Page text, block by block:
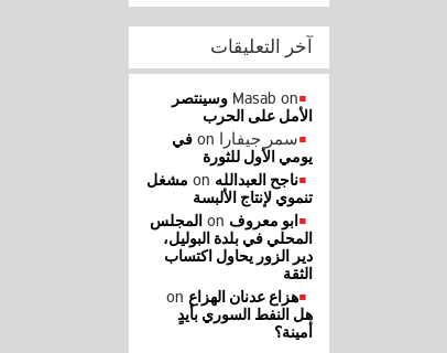
آخر التعليقات
Masab on
وسينتصر
الأمل على الحرب
سمر جيفارا
في
يومي الأول للثورة
ناجح العبدالله
مشغل
تنموي لإنتاج الألبسة
ابو معروف
المجلس
المحلي في بلدة البوليل،
دير الزور يحاول اكتساب
الثقة
هزاع عدنان الهزاع
هل النفط السوري بأيدٍ
أمينة؟